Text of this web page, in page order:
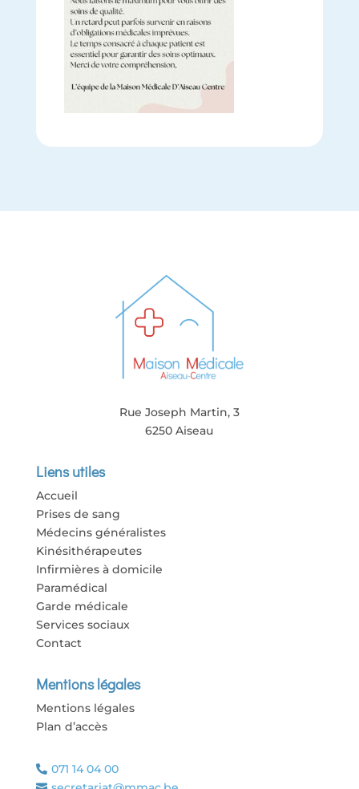
Rue Joseph Martin, 3
6250 Aiseau
Liens utiles
Accueil
Prises de sang
Médecins généralistes
Kinésithérapeutes
Infirmières à domicile
Paramédical
Garde médicale
Services sociaux
Contact
Mentions légales
Mentions légales
Plan d’accès
 071 14 04 00